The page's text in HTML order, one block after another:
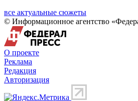
все актуальные сюжеты
© Информационное агентство
О проекте
Реклама
Редакция
Авторизация